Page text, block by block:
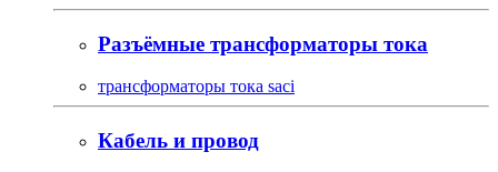
Разъёмные трансформаторы тока
трансформаторы тока saci
Кабель и провод